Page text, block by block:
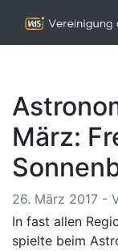
März:
26. März 2017 -
In fast allen
spielte beim